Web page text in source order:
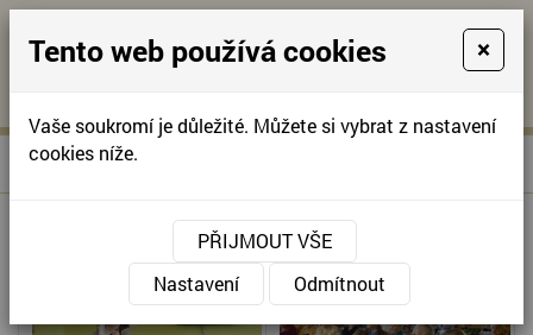
+420info@domov-
Úvodní stránka
VIOLA OLOMOUC
Tento web používá cookies ×
Vaše soukromí je důležité. Můžete si vybrat z nastavení
cookies níže.
PŘIJMOUT VŠE
Nastavení
Odmítnout